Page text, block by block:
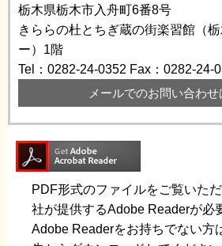
栃木県栃木市入舟町6番8号
きららの杜とちぎ蔵の街楽習館（
ー）1階
Tel：0282-24-0352 Fax：0282-24-
メールでのお問い合わせ
PDF形式のファイルをご覧いた
社が提供するAdobe Readerが必
Adobe Readerをお持ちでない方